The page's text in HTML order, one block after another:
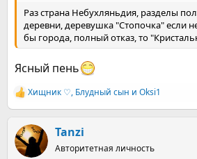
Раз страна Небухляньдия, разделы
деревни, деревушка "Стопочка" если
бы города, полный отказ, то
Ясный пень
Р
е
к
ц
и
Хищник ♡, Блудный сын и Оksi1
Tanzi
Авторитетная личность